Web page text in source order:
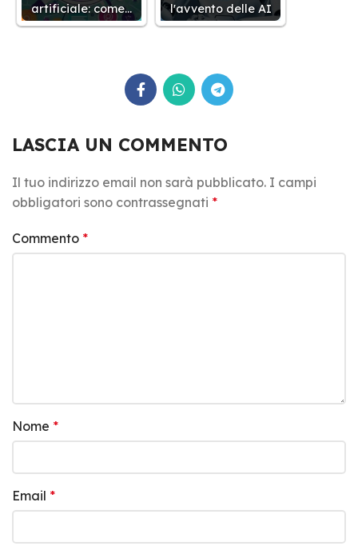
artificiale: come…
l'avvento delle AI
LASCIA UN COMMENTO
Il tuo indirizzo email non sarà pubblicato. I campi
obbligatori sono contrassegnati *
Commento *
Nome *
Email *